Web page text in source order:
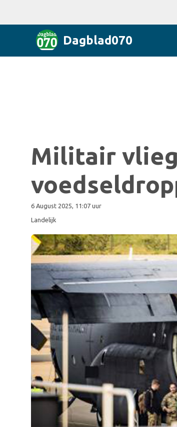
Dagblad070
Militair
6 August 2025, 11:07 uur
Landelijk